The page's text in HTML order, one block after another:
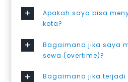
Apakah saya bisa
kota?
Bagaimana jika saya
sewa (overtime)?
Bagaimana jika terjadi